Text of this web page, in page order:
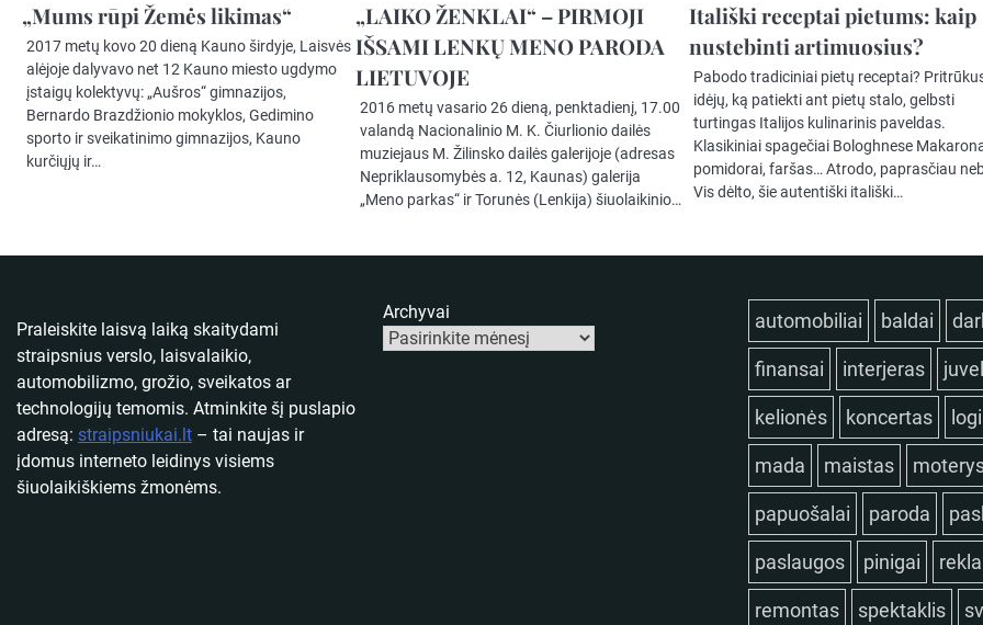
„Mums rūpi Žemės likimas“
2017 metų kovo 20 dieną Kauno širdyje, Laisvės
alėjoje dalyvavo net 12 Kauno miesto ugdymo
įstaigų kolektyvų: „Aušros“ gimnazijos,
Bernardo Brazdžionio mokyklos, Gedimino
sporto ir sveikatinimo gimnazijos, Kauno
kurčiųjų ir…
„LAIKO ŽENKLAI“ – PIRMOJI
IŠSAMI LENKŲ MENO PARODA
LIETUVOJE
2016 metų vasario 26 dieną, penktadienį, 17.00
valandą Nacionalinio M. K. Čiurlionio dailės
muziejaus M. Žilinsko dailės galerijoje (adresas
Nepriklausomybės a. 12, Kaunas) galerija
„Meno parkas“ ir Torunės (Lenkija) šiuolaikinio…
Itališki receptai pietums: kaip
nustebinti artimuosius?
Pabodo tradiciniai pietų receptai?
idėjų, ką patiekti ant pietų stalo, gelbsti
turtingas Italijos kulinarinis paveldas.
Klasikiniai spagečiai Bologhnese
pomidorai, faršas… Atrodo, paprasčiau
Vis dėlto, šie autentiški itališki…
Praleiskite laisvą laiką skaitydami
straipsnius verslo, laisvalaikio,
automobilizmo, grožio, sveikatos ar
technologijų temomis. Atminkite šį puslapio
adresą: straipsniukai.lt – tai naujas ir
įdomus interneto leidinys visiems
šiuolaikiškiems žmonėms.
Archyvai automobiliai baldai
finansai interjeras
kelionės koncertas
mada maistas
papuošalai paroda
paslaugos pinigai
remontas spektaklis